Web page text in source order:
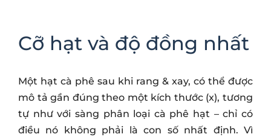
Cỡ hạt và độ đồng nhất
Một hạt cà phê sau khi rang & xay, có thể được
mô tả gần đúng theo một kích thước (x), tương
tự như với sàng phân loại cà phê hạt – chỉ có
điều nó không phải là con số nhất định. Vì